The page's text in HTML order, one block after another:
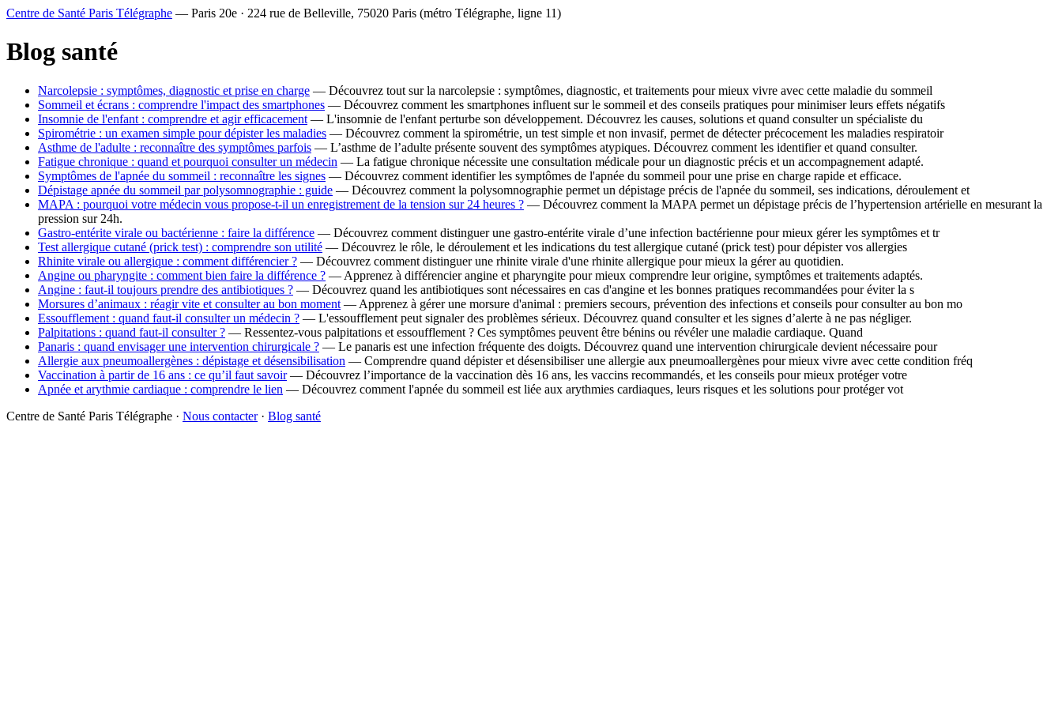
Centre de Santé Paris Télégraphe — Paris 20e · 224 rue de Belleville, 75020 Paris (métro Télégraphe, ligne 11)
Blog santé
Narcolepsie : symptômes, diagnostic et prise en charge — Découvrez tout sur la narcolepsie : symptômes, diagnostic, et traitements pour mieux vivre avec cette maladie du sommeil
Sommeil et écrans : comprendre l'impact des smartphones — Découvrez comment les smartphones influent sur le sommeil et des conseils pratiques pour minimiser leurs effets négatifs
Insomnie de l'enfant : comprendre et agir efficacement — L'insomnie de l'enfant perturbe son développement. Découvrez les causes, solutions et quand consulter un spécialiste du
Spirométrie : un examen simple pour dépister les maladies — Découvrez comment la spirométrie, un test simple et non invasif, permet de détecter précocement les maladies respiratoir
Asthme de l'adulte : reconnaître des symptômes parfois — L’asthme de l’adulte présente souvent des symptômes atypiques. Découvrez comment les identifier et quand consulter.
Fatigue chronique : quand et pourquoi consulter un médecin — La fatigue chronique nécessite une consultation médicale pour un diagnostic précis et un accompagnement adapté.
Symptômes de l'apnée du sommeil : reconnaître les signes — Découvrez comment identifier les symptômes de l'apnée du sommeil pour une prise en charge rapide et efficace.
Dépistage apnée du sommeil par polysomnographie : guide — Découvrez comment la polysomnographie permet un dépistage précis de l'apnée du sommeil, ses indications, déroulement et
MAPA : pourquoi votre médecin vous propose-t-il un enregistrement de la tension sur 24 heures ? — Découvrez comment la MAPA permet un dépistage précis de l’hypertension artérielle en mesurant la
pression sur 24h.
Gastro-entérite virale ou bactérienne : faire la différence — Découvrez comment distinguer une gastro-entérite virale d’une infection bactérienne pour mieux gérer les symptômes et tr
Test allergique cutané (prick test) : comprendre son utilité — Découvrez le rôle, le déroulement et les indications du test allergique cutané (prick test) pour dépister vos allergies
Rhinite virale ou allergique : comment différencier ? — Découvrez comment distinguer une rhinite virale d'une rhinite allergique pour mieux la gérer au quotidien.
Angine ou pharyngite : comment bien faire la différence ? — Apprenez à différencier angine et pharyngite pour mieux comprendre leur origine, symptômes et traitements adaptés.
Angine : faut-il toujours prendre des antibiotiques ? — Découvrez quand les antibiotiques sont nécessaires en cas d'angine et les bonnes pratiques recommandées pour éviter la s
Morsures d’animaux : réagir vite et consulter au bon moment — Apprenez à gérer une morsure d'animal : premiers secours, prévention des infections et conseils pour consulter au bon mo
Essoufflement : quand faut-il consulter un médecin ? — L'essoufflement peut signaler des problèmes sérieux. Découvrez quand consulter et les signes d’alerte à ne pas négliger.
Palpitations : quand faut-il consulter ? — Ressentez-vous palpitations et essoufflement ? Ces symptômes peuvent être bénins ou révéler une maladie cardiaque. Quand
Panaris : quand envisager une intervention chirurgicale ? — Le panaris est une infection fréquente des doigts. Découvrez quand une intervention chirurgicale devient nécessaire pour
Allergie aux pneumoallergènes : dépistage et désensibilisation — Comprendre quand dépister et désensibiliser une allergie aux pneumoallergènes pour mieux vivre avec cette condition fréq
Vaccination à partir de 16 ans : ce qu’il faut savoir— Découvrez l’importance de la vaccination dès 16 ans, les vaccins recommandés, et les conseils pour mieux protéger votre
Apnée et arythmie cardiaque : comprendre le lien — Découvrez comment l'apnée du sommeil est liée aux arythmies cardiaques, leurs risques et les solutions pour protéger vot
Centre de Santé Paris Télégraphe · Nous contacter· Blog santé